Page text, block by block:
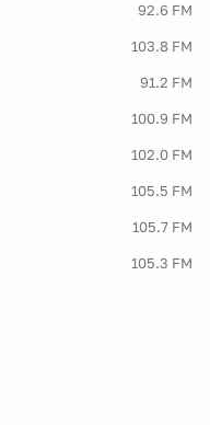
92.6 FM
103.8 FM
91.2 FM
100.9 FM
102.0 FM
105.5 FM
105.7 FM
105.3 FM